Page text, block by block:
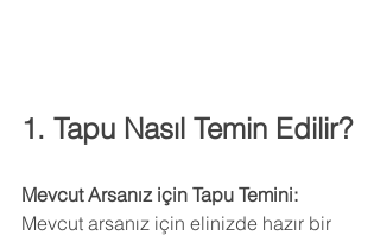
1. Tapu Nasıl Temin Edilir?
Mevcut Arsanız için Tapu Temini:
Mevcut arsanız için elinizde hazır bir